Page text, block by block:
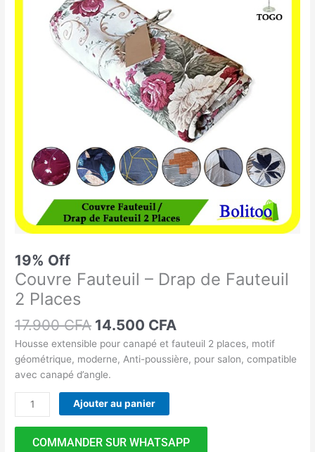
19% Off
Couvre Fauteuil – Drap de Fauteuil
2 Places
17.900CFA
17.900 CFA.
14.500 CFA
14.500 CFA.
Housse extensible pour canapé et fauteuil 2 places, motif
géométrique, moderne, Anti-poussière, pour salon, compatible
avec canapé d’angle.
Ajouter au panier
COMMANDER SUR WHATSAPP